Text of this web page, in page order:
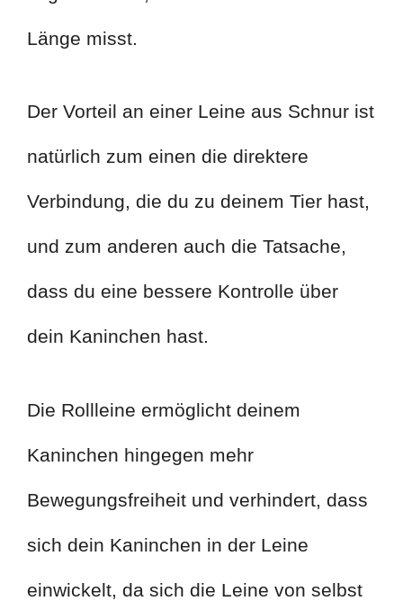
Länge misst.
Der Vorteil an einer Leine aus Schnur ist
natürlich zum einen die direktere
Verbindung, die du zu deinem Tier hast,
und zum anderen auch die Tatsache,
dass du eine bessere Kontrolle über
dein Kaninchen hast.
Die Rollleine ermöglicht deinem
Kaninchen hingegen mehr
Bewegungsfreiheit und verhindert, dass
sich dein Kaninchen in der Leine
einwickelt, da sich die Leine von selbst